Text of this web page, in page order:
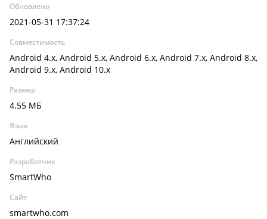
Обновлено
2021-05-31 17:37:24
Совместимость
Android 4.x, Android 5.x, Android 6.x, Android 7.x, Android 8.x,
Android 9.x, Android 10.x
Размер
4.55 МБ
Язык
Английский
Разработчик
SmartWho
Сайт
smartwho.com